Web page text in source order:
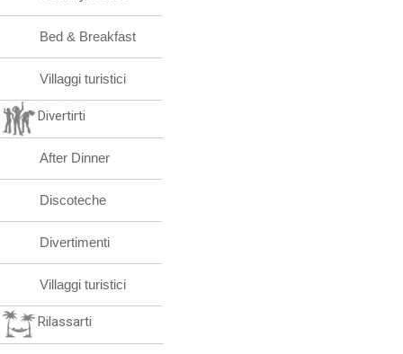
Bed & Breakfast
Villaggi turistici
Divertirti
After Dinner
Discoteche
Divertimenti
Villaggi turistici
Rilassarti